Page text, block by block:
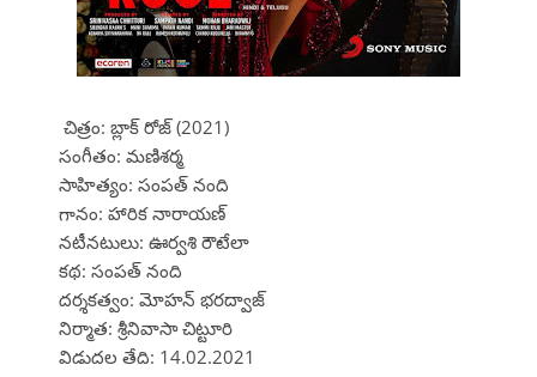
చిత్రం: బ్లాక్ రోజ్ (2021)
సంగీతం: మణిశర్మ
సాహిత్యం: సంపత్ నంది
గానం: హారిక నారాయణ్
నటీనటులు: ఊర్వశి రౌటేలా
కథ: సంపత్ నంది
దర్శకత్వం: మోహన్ భరద్వాజ్
నిర్మాత: శ్రీనివాసా చిట్టూరి
విడుదల తేది: 14.02.2021